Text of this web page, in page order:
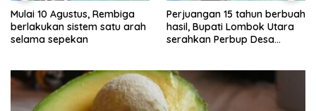
Mulai 10 Agustus, Rembiga
berlakukan sistem satu arah
selama sepekan
Perjuangan 15 tahun berbuah
hasil, Bupati Lombok Utara
serahkan Perbup Desa